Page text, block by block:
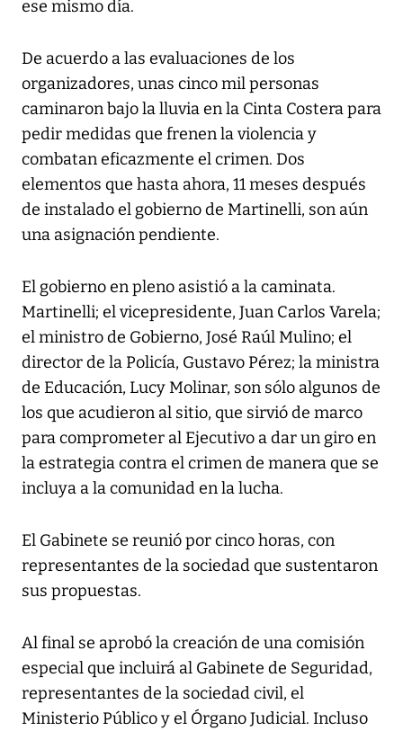
ese mismo día.
De acuerdo a las evaluaciones de los
organizadores, unas cinco mil personas
caminaron bajo la lluvia en la Cinta Costera para
pedir medidas que frenen la violencia y
combatan eficazmente el crimen. Dos
elementos que hasta ahora, 11 meses después
de instalado el gobierno de Martinelli, son aún
una asignación pendiente.
El gobierno en pleno asistió a la caminata.
Martinelli; el vicepresidente, Juan Carlos Varela;
el ministro de Gobierno, José Raúl Mulino; el
director de la Policía, Gustavo Pérez; la ministra
de Educación, Lucy Molinar, son sólo algunos de
los que acudieron al sitio, que sirvió de marco
para comprometer al Ejecutivo a dar un giro en
la estrategia contra el crimen de manera que se
incluya a la comunidad en la lucha.
El Gabinete se reunió por cinco horas, con
representantes de la sociedad que sustentaron
sus propuestas.
Al final se aprobó la creación de una comisión
especial que incluirá al Gabinete de Seguridad,
representantes de la sociedad civil, el
Ministerio Público y el Órgano Judicial. Incluso